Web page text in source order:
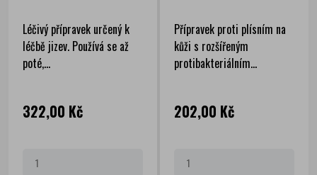
Léčivý přípravek určený k
léčbě jizev. Používá se až
poté,...
Cena
322,00 Kč
Přípravek proti plísním na
kůži s rozšířeným
protibakteriálním...
Cena
202,00 Kč